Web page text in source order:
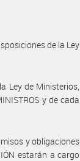
de la Ley
Ley de Ministerios,
y de cada
y obligaciones
estarán a cargo